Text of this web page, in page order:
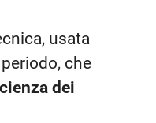
usata
che
dei